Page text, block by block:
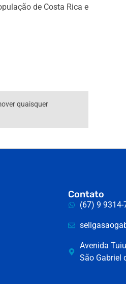
de Costa Rica e
quaisquer
Contato
(67) 9 9314-
Avenida
São Gabriel